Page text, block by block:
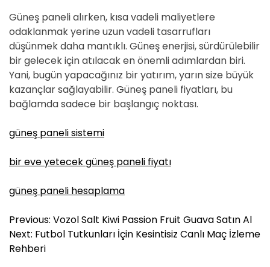
Güneş paneli alırken, kısa vadeli maliyetlere
odaklanmak yerine uzun vadeli tasarrufları
düşünmek daha mantıklı. Güneş enerjisi, sürdürülebilir
bir gelecek için atılacak en önemli adımlardan biri.
Yani, bugün yapacağınız bir yatırım, yarın size büyük
kazançlar sağlayabilir. Güneş paneli fiyatları, bu
bağlamda sadece bir başlangıç noktası.
güneş paneli sistemi
bir eve yetecek güneş paneli fiyatı
güneş paneli hesaplama
Y
a
z
Previous: Vozol Salt Kiwi Passion Fruit Guava Satın Al
Next: Futbol Tutkunları İçin Kesintisiz Canlı Maç İzleme
Rehberi